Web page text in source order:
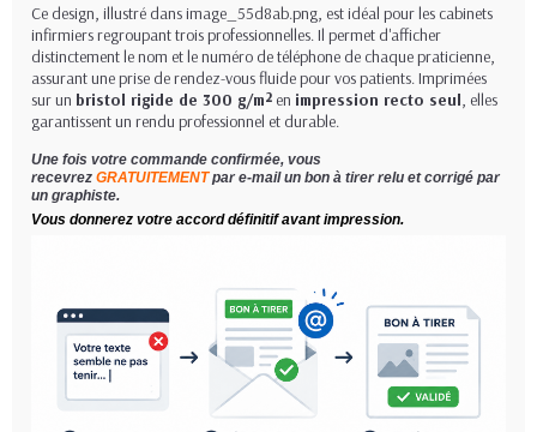
Ce design, illustré dans image_55d8ab.png, est idéal pour les cabinets
infirmiers regroupant trois professionnelles. Il permet d'afficher
distinctement le nom et le numéro de téléphone de chaque praticienne,
assurant une prise de rendez-vous fluide pour vos patients. Imprimées
sur un bristol rigide de 300 g/m² en impression recto seul, elles
garantissent un rendu professionnel et durable.
Une fois votre commande confirmée, vous
recevrez GRATUITEMENT par e-mail un bon à tirer relu et corrigé par
un graphiste.
Vous donnerez votre accord définitif avant impression.